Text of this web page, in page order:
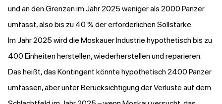
und an den Grenzen im Jahr 2025 weniger als 2000 Panzer
umfasst, also bis zu 40 % der erforderlichen Sollstärke.
Im Jahr 2025 wird die Moskauer Industrie hypothetisch bis zu
400 Einheiten herstellen, wiederherstellen und reparieren.
Das heißt, das Kontingent könnte hypothetisch 2400 Panzer
umfassen, aber unter Berücksichtigung der Verluste auf dem